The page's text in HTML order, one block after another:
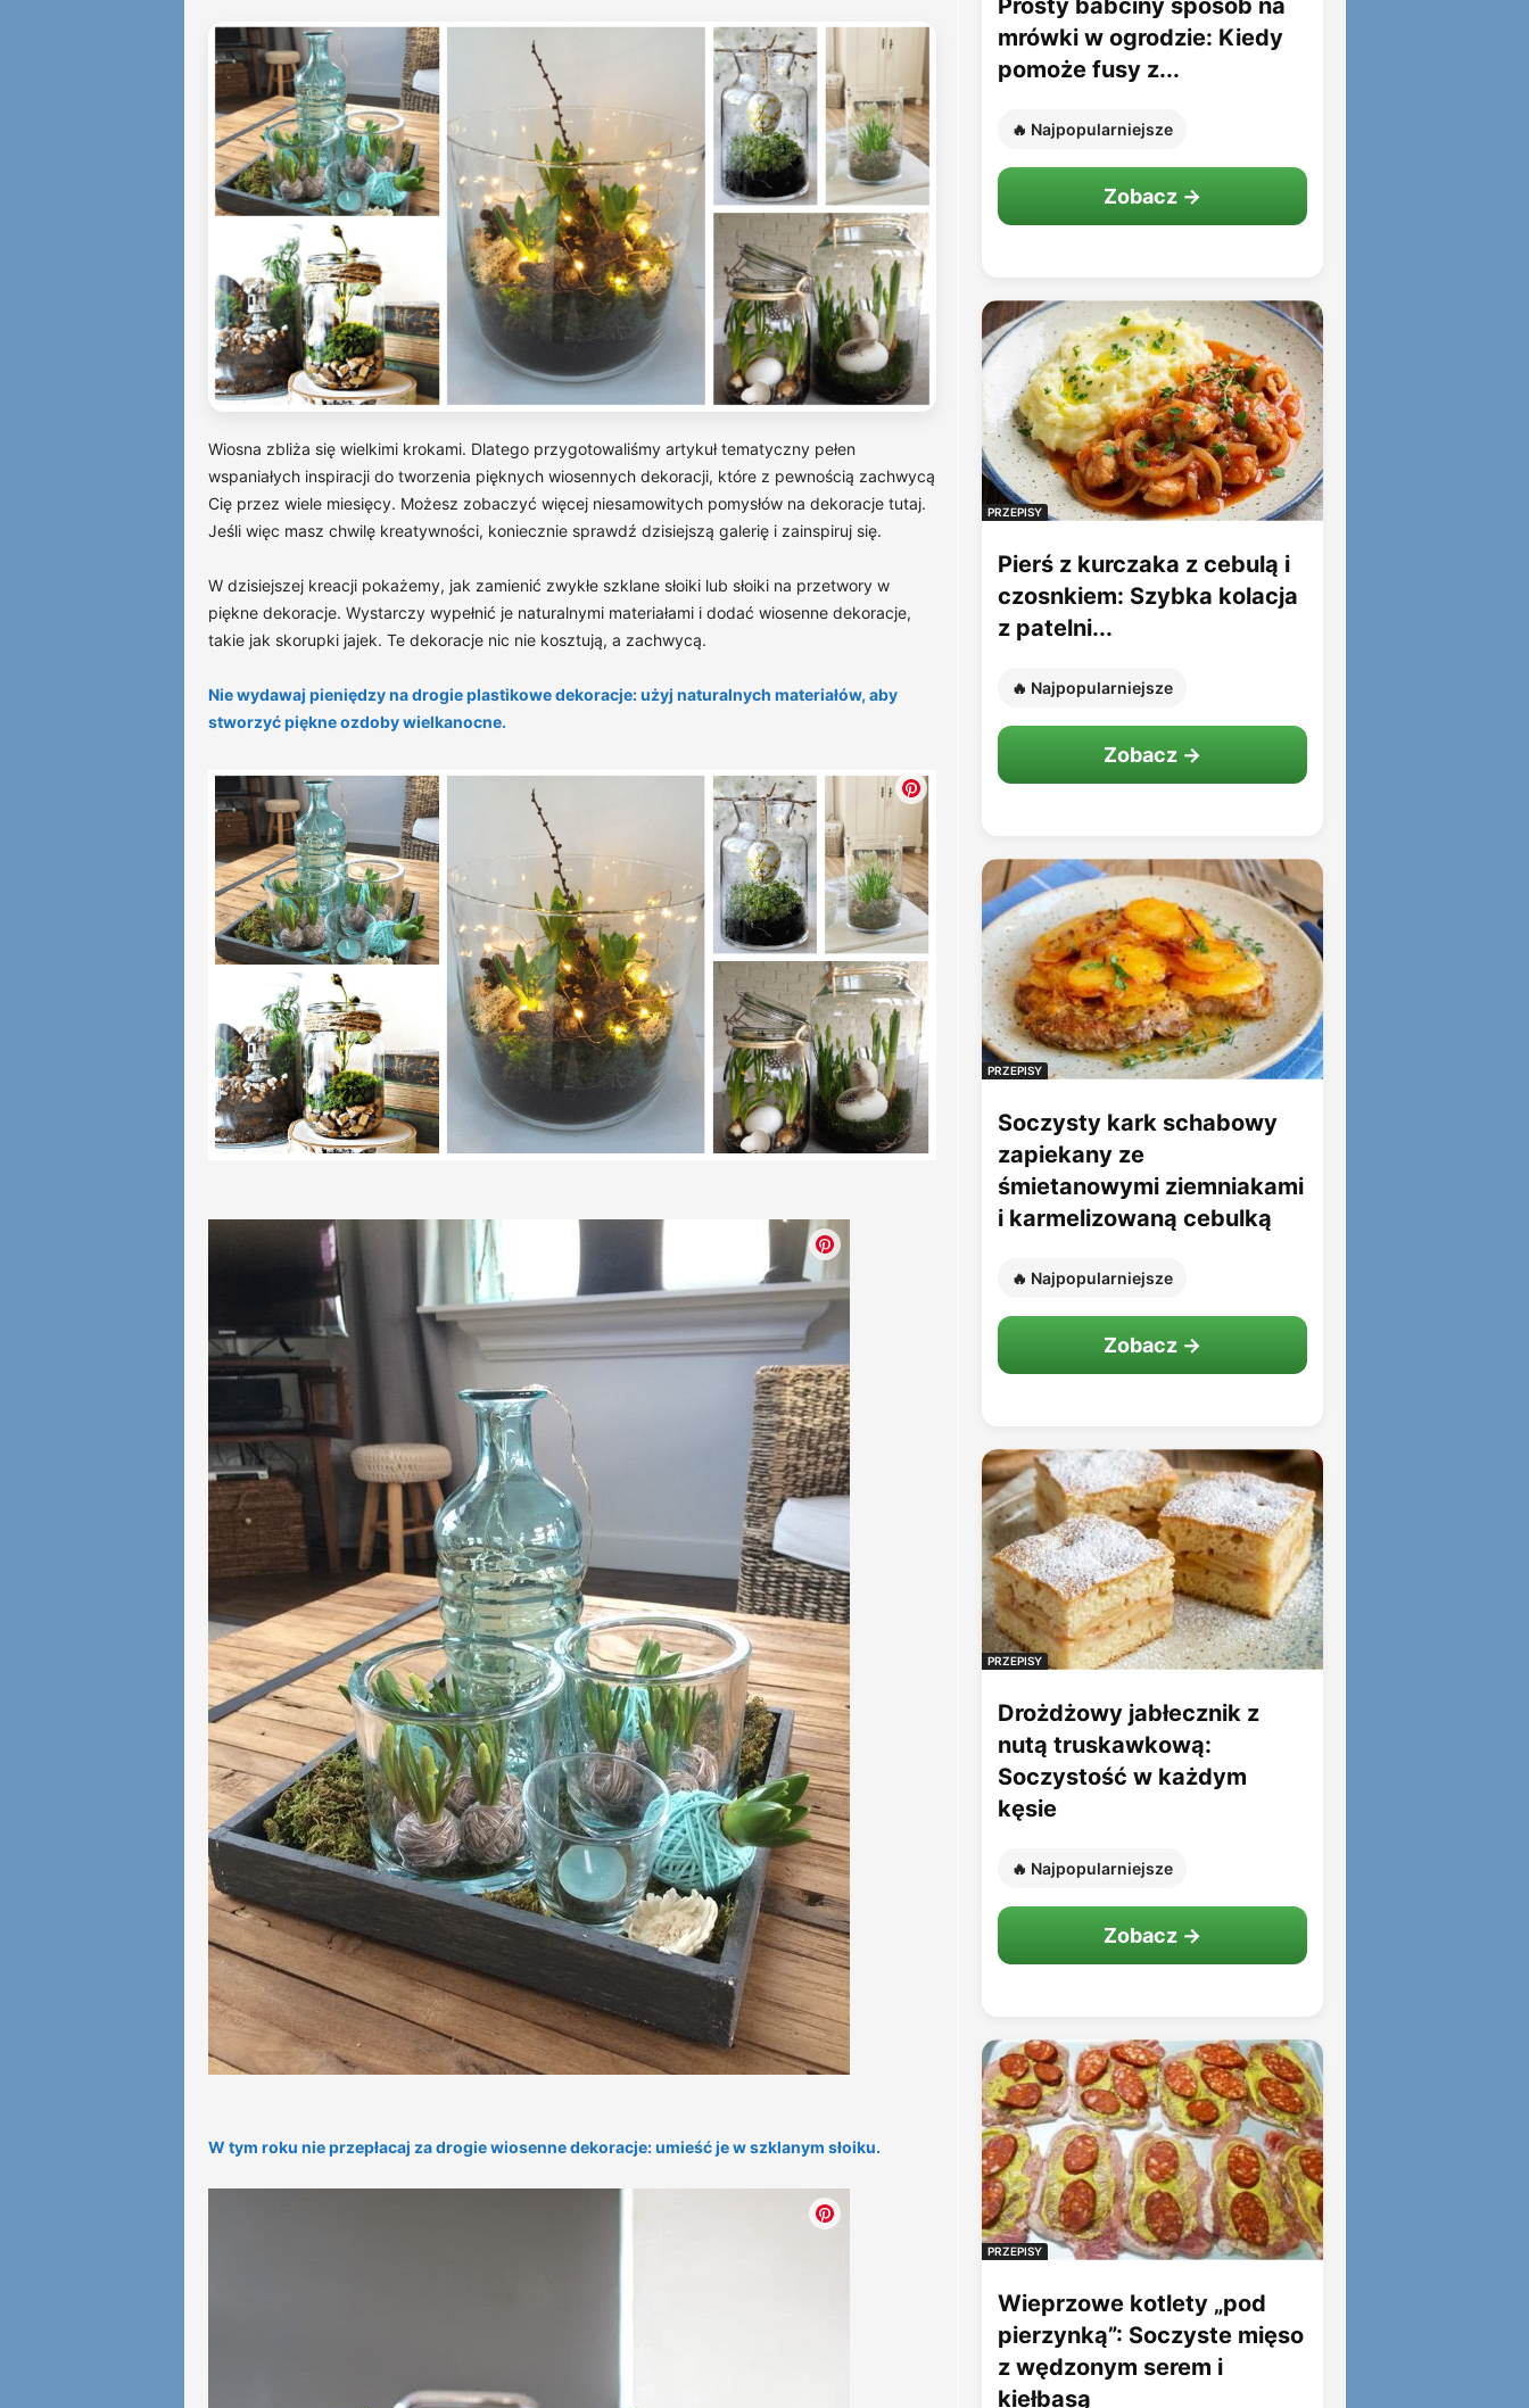
Wiosna zbliża się wielkimi krokami. Dlatego przygotowaliśmy artykuł tematyczny pełen
wspaniałych inspiracji do tworzenia pięknych wiosennych dekoracji, które z pewnością zachwycą
Cię przez wiele miesięcy. Możesz zobaczyć więcej niesamowitych pomysłów na dekoracje tutaj.
Jeśli więc masz chwilę kreatywności, koniecznie sprawdź dzisiejszą galerię i zainspiruj się.
W dzisiejszej kreacji pokażemy, jak zamienić zwykłe szklane słoiki lub słoiki na przetwory w
piękne dekoracje. Wystarczy wypełnić je naturalnymi materiałami i dodać wiosenne dekoracje,
takie jak skorupki jajek. Te dekoracje nic nie kosztują, a zachwycą.
Nie wydawaj pieniędzy na drogie plastikowe dekoracje: użyj naturalnych materiałów, aby
stworzyć piękne ozdoby wielkanocne.
W tym roku nie przepłacaj za drogie wiosenne dekoracje: umieść je w szklanym słoiku.
Prosty babciny sposób na
mrówki w ogrodzie: Kiedy
pomoże fusy z...
🔥 Najpopularniejsze
Zobacz →
PRZEPISY
Pierś z kurczaka z cebulą i
czosnkiem: Szybka kolacja
z patelni...
🔥 Najpopularniejsze
Zobacz →
PRZEPISY
Soczysty kark schabowy
zapiekany ze
śmietanowymi ziemniakami
i karmelizowaną cebulką
🔥 Najpopularniejsze
Zobacz →
PRZEPISY
Drożdżowy jabłecznik z
nutą truskawkową:
Soczystość w każdym
kęsie
🔥 Najpopularniejsze
Zobacz →
PRZEPISY
Wieprzowe kotlety „pod
pierzynką”: Soczyste mięso
z wędzonym serem i
kiełbasą